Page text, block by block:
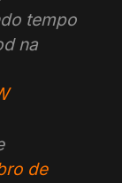
tempo
na
de